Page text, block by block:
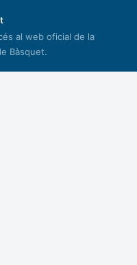
al web oficial de la
Bàsquet.